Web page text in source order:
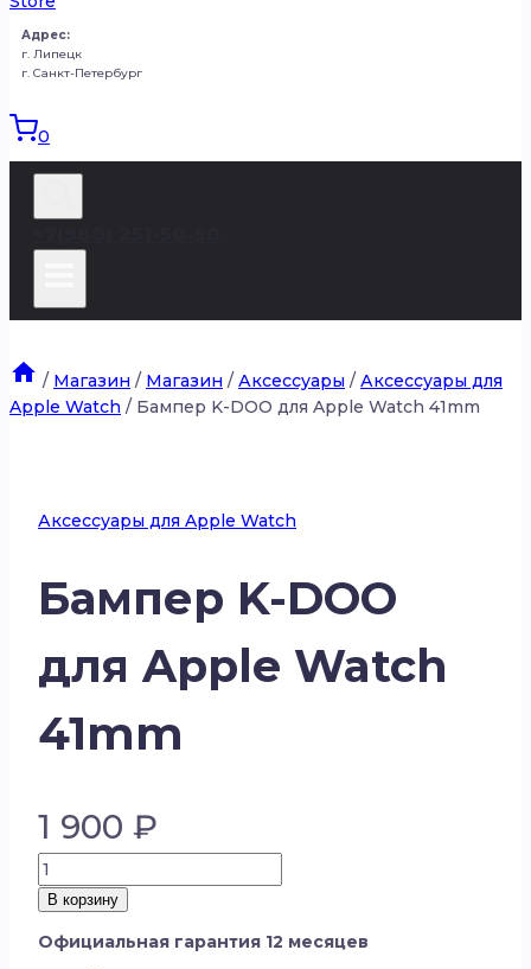
Адрес:
г. Липецк
г. Санкт-Петербург
0
/ Магазин / Магазин / Аксессуары / Аксессуары для
Apple Watch / Бампер K-DOO для Apple Watch 41mm
Аксессуары для Apple Watch
Бампер K-DOO
для Apple Watch
41mm
1 900 ₽
Количество
товара
Бампер
K-
В корзину
Официальная гарантия 12 месяцев